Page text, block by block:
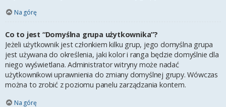
Na górę
Co to jest “Domyślna grupa użytkownika”?
Jeżeli użytkownik jest członkiem kilku grup, jego domyślna grupa
jest używana do określenia, jaki kolor i ranga będzie domyślnie dla
niego wyświetlana. Administrator witryny może nadać
użytkownikowi uprawnienia do zmiany domyślnej grupy. Wówczas
można to zrobić z poziomu panelu zarządzania kontem.
Na górę